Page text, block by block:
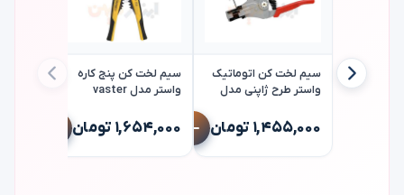
سیم لخت کن اتوماتیک
واستر طرح ژاپنی مدل
۱,۴۵۵,۰۰۰ تومان
سیم لخت کن پنج کاره
واستر مدل vaster
۱,۶۵۴,۰۰۰ تومان